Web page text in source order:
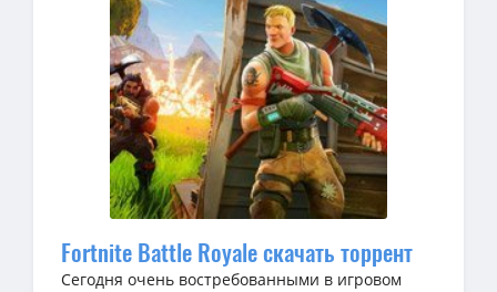
Fortnite Battle Royale скачать торрент
Сегодня очень востребованными в игровом